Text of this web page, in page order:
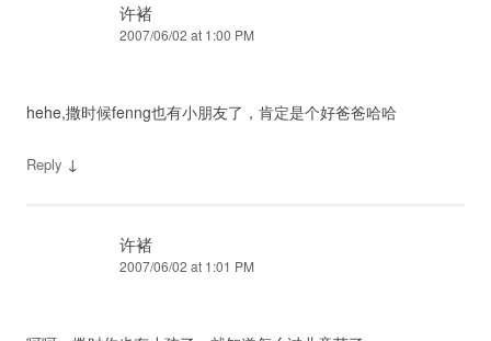
许褚
2007/06/02 at 1:00 PM
hehe,撒时候fenng也有小朋友了，肯定是个好爸爸哈哈
Reply ↓
许褚
2007/06/02 at 1:01 PM